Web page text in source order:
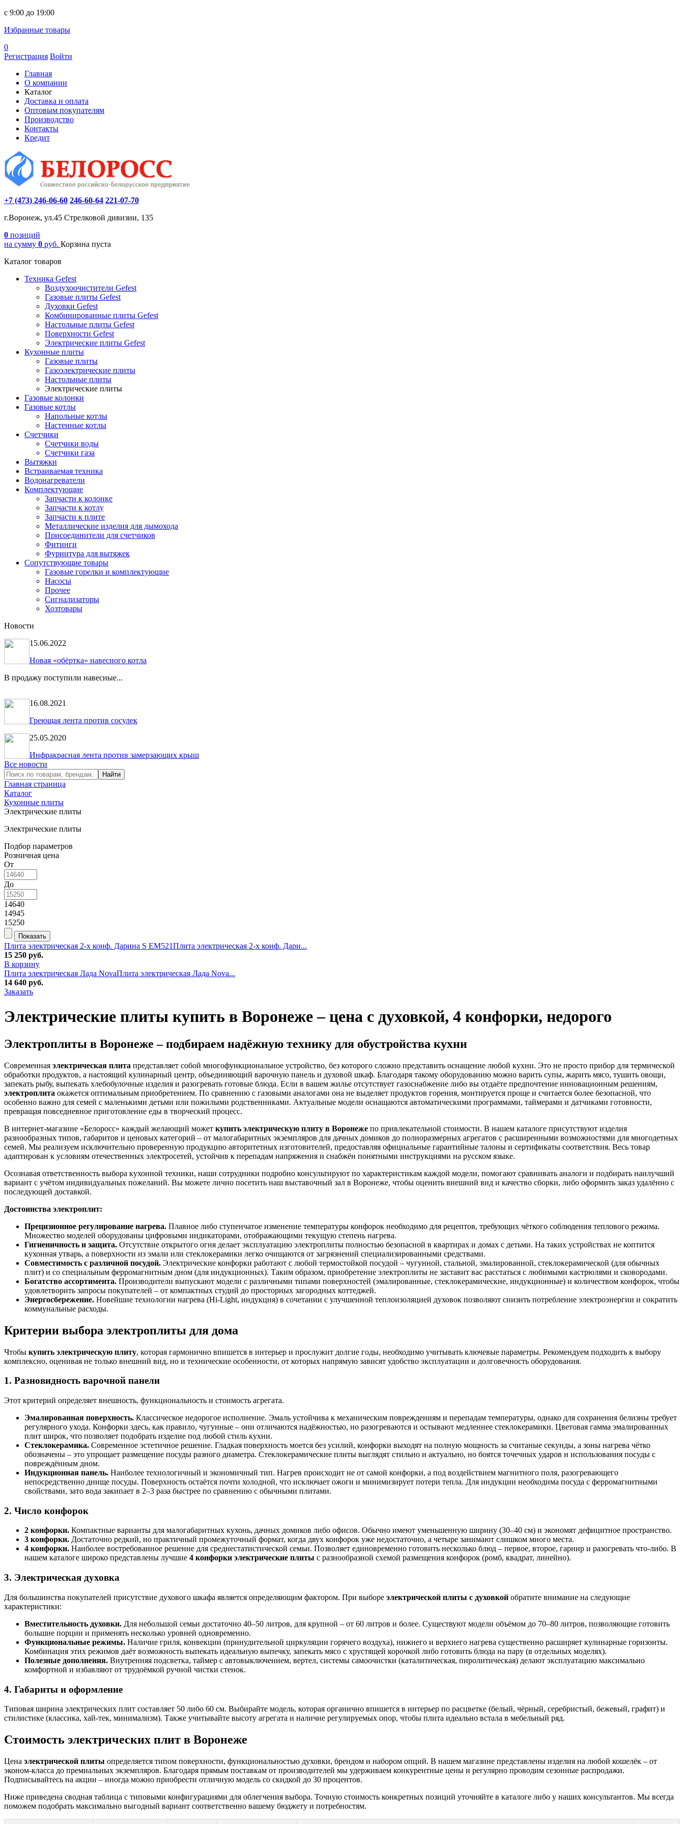
c 9:00 до 19:00
Избранные товары
0
Регистрация Войти
Главная
О компании
Каталог
Доставка и оплата
Оптовым покупателям
Производство
Контакты
Кредит
+7 (473) 246-06-60 246-60-64 221-07-70
г.Воронеж, ул.45 Стрелковой дивизии, 135
0 позиций
на сумму 0 руб. Корзина пуста
Каталог товаров
Техника Gefest
Воздухоочистители Gefest
Газовые плиты Gefest
Духовки Gefest
Комбинированные плиты Gefest
Настольные плиты Gefest
Поверхности Gefest
Электрические плиты Gefest
Кухонные плиты
Газовые плиты
Газоэлектрические плиты
Настольные плиты
Электрические плиты
Газовые колонки
Газовые котлы
Напольные котлы
Настенные котлы
Счетчики
Счетчики воды
Счетчики газа
Вытяжки
Встраиваемая техника
Водонагреватели
Комплектующие
Запчасти к колонке
Запчасти к котлу
Запчасти к плите
Металлические изделия для дымохода
Присоединители для счетчиков
Фитинги
Фурнитура для вытяжек
Сопутствующие товары
Газовые горелки и комплектующие
Насосы
Прочее
Сигнализаторы
Хозтовары
Новости
15.06.2022
Новая «обёртка» навесного котла
В продажу поступили навесные...
16.08.2021
Греющая лента против сосулек
25.05.2020
Инфракрасная лента против замерзающих крыш
Все новости
Главная страница
Каталог
Кухонные плиты
Электрические плиты
Электрические плиты
Подбор параметров
Розничная цена
От
До
14640
14945
15250
Плита электрическая 2-х конф. Дарина S EM521Плита электрическая 2-х конф. Дари...
15 250 руб.
В корзину
Плита электрическая Лада NovaПлита электрическая Лада Nova...
14 640 руб.
Заказать
Электрические плиты купить в Воронеже – цена с духовкой, 4 конфорки, недорого
Электроплиты в Воронеже – подбираем надёжную технику для обустройства кухни
Современная электрическая плита представляет собой многофункциональное устройство, без которого сложно представить оснащение любой кухни. Это не просто прибор для термической
обработки продуктов, а настоящий кулинарный центр, объединяющий варочную панель и духовой шкаф. Благодаря такому оборудованию можно варить супы, жарить мясо, тушить овощи,
запекать рыбу, выпекать хлебобулочные изделия и разогревать готовые блюда. Если в вашем жилье отсутствует газоснабжение либо вы отдаёте предпочтение инновационным решениям,
электроплита окажется оптимальным приобретением. По сравнению с газовыми аналогами она не выделяет продуктов горения, монтируется проще и считается более безопасной, что
особенно важно для семей с маленькими детьми или пожилыми родственниками. Актуальные модели оснащаются автоматическими программами, таймерами и датчиками готовности,
превращая повседневное приготовление еды в творческий процесс.
В интернет-магазине «Белоросс» каждый желающий может купить электрическую плиту в Воронеже по привлекательной стоимости. В нашем каталоге присутствуют изделия
разнообразных типов, габаритов и ценовых категорий – от малогабаритных экземпляров для дачных домиков до полноразмерных агрегатов с расширенными возможностями для многодетных
семей. Мы реализуем исключительно проверенную продукцию авторитетных изготовителей, предоставляя официальные гарантийные талоны и сертификаты соответствия. Весь товар
адаптирован к условиям отечественных электросетей, устойчив к перепадам напряжения и снабжён понятными инструкциями на русском языке.
Осознавая ответственность выбора кухонной техники, наши сотрудники подробно консультируют по характеристикам каждой модели, помогают сравнивать аналоги и подбирать наилучший
вариант с учётом индивидуальных пожеланий. Вы можете лично посетить наш выставочный зал в Воронеже, чтобы оценить внешний вид и качество сборки, либо оформить заказ удалённо с
последующей доставкой.
Достоинства электроплит:
Прецизионное регулирование нагрева. Плавное либо ступенчатое изменение температуры конфорок необходимо для рецептов, требующих чёткого соблюдения теплового режима.
Множество моделей оборудованы цифровыми индикаторами, отображающими текущую степень нагрева.
Гигиеничность и защита. Отсутствие открытого огня делает эксплуатацию электроплиты полностью безопасной в квартирах и домах с детьми. На таких устройствах не коптится
кухонная утварь, а поверхности из эмали или стеклокерамики легко очищаются от загрязнений специализированными средствами.
Совместимость с различной посудой. Электрические конфорки работают с любой термостойкой посудой – чугунной, стальной, эмалированной, стеклокерамической (для обычных
плит) и со специальным ферромагнитным дном (для индукционных). Таким образом, приобретение электроплиты не заставит вас расстаться с любимыми кастрюлями и сковородами.
Богатство ассортимента. Производители выпускают модели с различными типами поверхностей (эмалированные, стеклокерамические, индукционные) и количеством конфорок, чтобы
удовлетворить запросы покупателей – от компактных студий до просторных загородных коттеджей.
Энергосбережение. Новейшие технологии нагрева (Hi-Light, индукция) в сочетании с улучшенной теплоизоляцией духовок позволяют снизить потребление электроэнергии и сократить
коммунальные расходы.
Критерии выбора электроплиты для дома
Чтобы купить электрическую плиту, которая гармонично впишется в интерьер и прослужит долгие годы, необходимо учитывать ключевые параметры. Рекомендуем подходить к выбору
комплексно, оценивая не только внешний вид, но и технические особенности, от которых напрямую зависят удобство эксплуатации и долговечность оборудования.
1. Разновидность варочной панели
Этот критерий определяет внешность, функциональность и стоимость агрегата.
Эмалированная поверхность. Классическое недорогое исполнение. Эмаль устойчива к механическим повреждениям и перепадам температуры, однако для сохранения белизны требует
регулярного ухода. Конфорки здесь, как правило, чугунные – они отличаются надёжностью, но разогреваются и остывают медленнее стеклокерамики. Цветовая гамма эмалированных
плит широк, что позволяет подобрать изделие под любой стиль кухни.
Стеклокерамика. Современное эстетичное решение. Гладкая поверхность моется без усилий, конфорки выходят на полную мощность за считаные секунды, а зоны нагрева чётко
обозначены – это упрощает размещение посуды разного диаметра. Стеклокерамические плиты выглядят стильно и актуально, но боятся точечных ударов и использования посуды с
повреждённым дном.
Индукционная панель. Наиболее технологичный и экономичный тип. Нагрев происходит не от самой конфорки, а под воздействием магнитного поля, разогревающего
непосредственно днище посуды. Поверхность остаётся почти холодной, что исключает ожоги и минимизирует потери тепла. Для индукции необходима посуда с ферромагнитными
свойствами, зато вода закипает в 2–3 раза быстрее по сравнению с обычными плитами.
2. Число конфорок
2 конфорки. Компактные варианты для малогабаритных кухонь, дачных домиков либо офисов. Обычно имеют уменьшенную ширину (30–40 см) и экономят дефицитное пространство.
3 конфорки. Достаточно редкий, но практичный промежуточный формат, когда двух конфорок уже недостаточно, а четыре занимают слишком много места.
4 конфорки. Наиболее востребованное решение для среднестатистической семьи. Позволяет единовременно готовить несколько блюд – первое, второе, гарнир и разогревать что-либо. В
нашем каталоге широко представлены лучшие 4 конфорки электрические плиты с разнообразной схемой размещения конфорок (ромб, квадрат, линейно).
3. Электрическая духовка
Для большинства покупателей присутствие духового шкафа является определяющим фактором. При выборе электрической плиты с духовкой обратите внимание на следующие
характеристики:
Вместительность духовки. Для небольшой семьи достаточно 40–50 литров, для крупной – от 60 литров и более. Существуют модели объёмом до 70–80 литров, позволяющие готовить
большие порции и применять несколько уровней одновременно.
Функциональные режимы. Наличие гриля, конвекции (принудительной циркуляции горячего воздуха), нижнего и верхнего нагрева существенно расширяет кулинарные горизонты.
Комбинация этих режимов даёт возможность выпекать идеальную выпечку, запекать мясо с хрустящей корочкой либо готовить блюда на пару (в отдельных моделях).
Полезные дополнения. Внутренняя подсветка, таймер с автовыключением, вертел, системы самоочистки (каталитическая, пиролитическая) делают эксплуатацию максимально
комфортной и избавляют от трудоёмкой ручной чистки стенок.
4. Габариты и оформление
Типовая ширина электрических плит составляет 50 либо 60 см. Выбирайте модель, которая органично впишется в интерьер по расцветке (белый, чёрный, серебристый, бежевый, графит) и
стилистике (классика, хай-тек, минимализм). Также учитывайте высоту агрегата и наличие регулируемых опор, чтобы плита идеально встала в мебельный ряд.
Стоимость электрических плит в Воронеже
Цена электрической плиты определяется типом поверхности, функциональностью духовки, брендом и набором опций. В нашем магазине представлены изделия на любой кошелёк – от
эконом-класса до премиальных экземпляров. Благодаря прямым поставкам от производителей мы удерживаем конкурентные цены и регулярно проводим сезонные распродажи.
Подписывайтесь на акции – иногда можно приобрести отличную модель со скидкой до 30 процентов.
Ниже приведена сводная таблица с типовыми конфигурациями для облегчения выбора. Точную стоимость конкретных позиций уточняйте в каталоге либо у наших консультантов. Мы всегда
поможем подобрать максимально выгодный вариант соответственно вашему бюджету и потребностям.